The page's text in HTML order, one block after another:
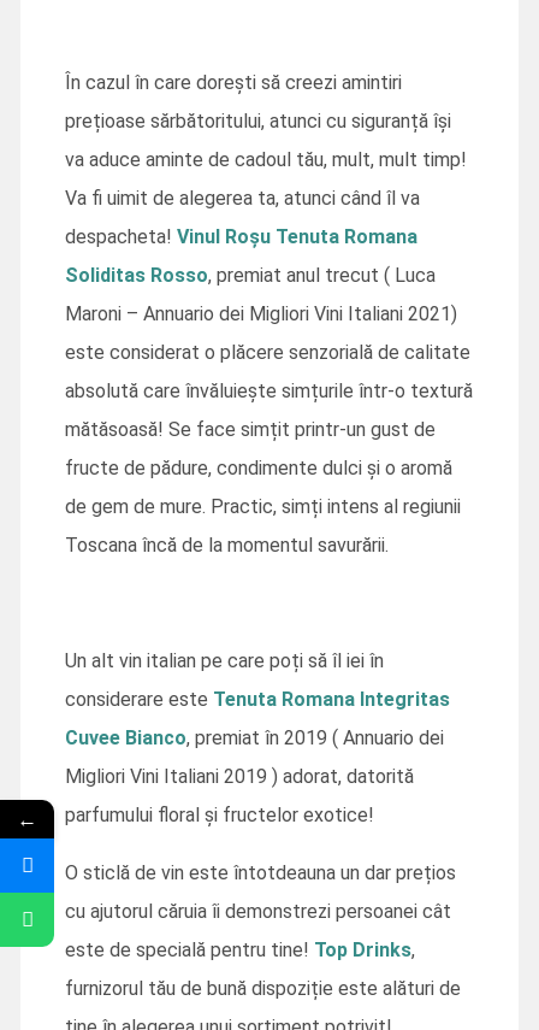
În cazul în care dorești să creezi amintiri
prețioase sărbătoritului, atunci cu siguranță își
va aduce aminte de cadoul tău, mult, mult timp!
Va fi uimit de alegerea ta, atunci când îl va
despacheta!Vinul Roșu Tenuta Romana
Soliditas Rosso, premiat anul trecut ( Luca
Maroni – Annuario dei Migliori Vini Italiani 2021)
este considerat o plăcere senzorială de calitate
absolută care învăluiește simțurile într-o textură
mătăsoasă! Se face simțit printr-un gust de
fructe de pădure, condimente dulci și o aromă
de gem de mure. Practic, simți intens al regiunii
Toscana încă de la momentul savurării.
Un alt vin italian pe care poți să îl iei în
considerare este Tenuta Romana Integritas
Cuvee Bianco, premiat în 2019 ( Annuario dei
Migliori Vini Italiani 2019 ) adorat, datorită
parfumului floral și fructelor exotice!
O sticlă de vin este întotdeauna un dar prețios
cu ajutorul căruia îi demonstrezi persoanei cât
este de specială pentru tine! Top Drinks,
furnizorul tău de bună dispoziție este alături de
←